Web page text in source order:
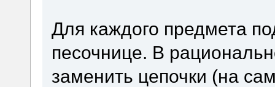
Для каждого предмета
песочнице. В
заменить цепочки (на